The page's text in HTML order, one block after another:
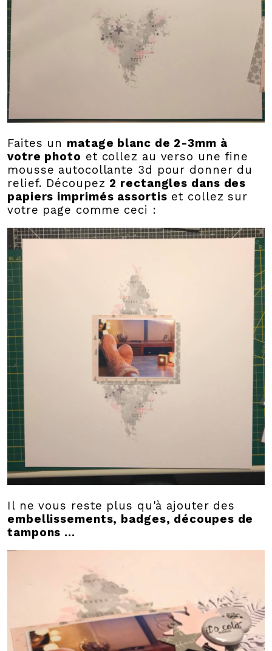
Faites un matage blanc de 2-3mm à
votre photo et collez au verso une fine
mousse autocollante 3d pour donner du
relief. Découpez 2 rectangles dans des
papiers imprimés assortis et collez sur
votre page comme ceci :
Il ne vous reste plus qu'à ajouter des
embellissements, badges, découpes de
tampons ...